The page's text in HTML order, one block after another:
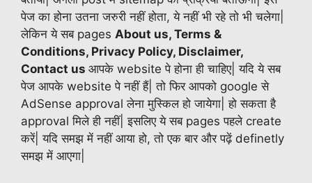
पेज का होना उतना जरुरी नहीं होता, ये नहीं भी रहे तो भी चलेगा|
लेकिन ये सब pages About us, Terms &
Conditions, Privacy Policy, Disclaimer,
Contact us आपके website पे होना ही चाहिए| यदि ये सब
पेज आपके website पे नहीं हैं| तो फिर आपको google से
AdSense approval लेना मुस्किल हो जायेगा| हो सकता है
approval मिले ही नहीं| इसलिए ये सब pages पहले create
करें| यदि समझ में नहीं आया हो, तो एक बार और पढ़ें definetly
समझ में आएगा|